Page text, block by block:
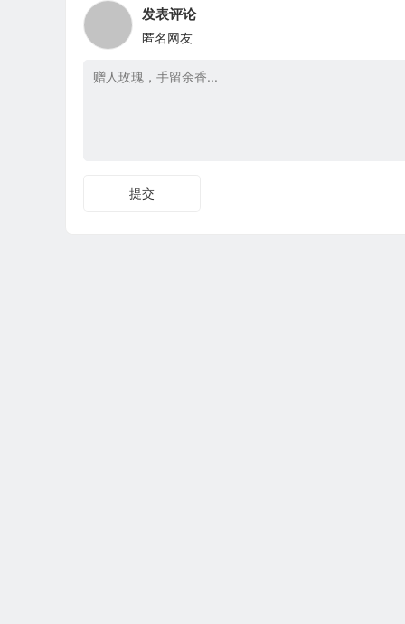
发表评论
匿名网友
提交